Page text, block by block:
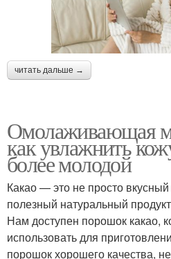
читать дальше →
Омолаживающая
как увлажнить
более молодой
Какао — это не просто
полезный натуральный
Нам доступен порошок какао,
использовать для
порошок хорошего качества,